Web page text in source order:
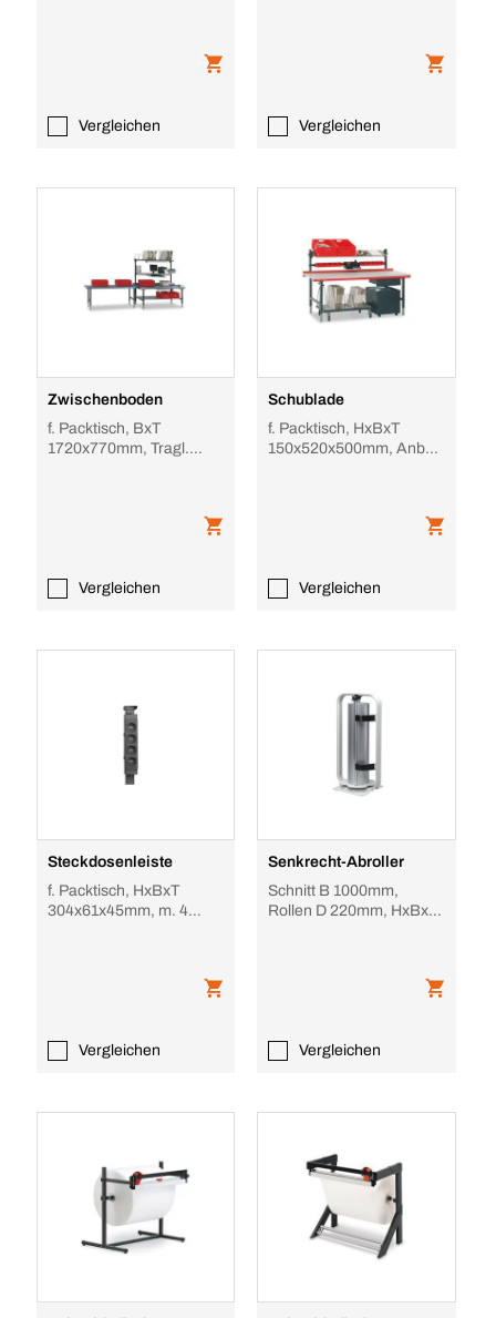
Vergleichen Vergleichen
Zwischenboden
f. Packtisch, BxT
1720x770mm, Tragl.
Vergleichen
Schublade
f. Packtisch, HxBxT
150x520x500mm, Anbau
Vergleichen
Steckdosenleiste
f. Packtisch, HxBxT
304x61x45mm, m. 4
Vergleichen
Senkrecht-Abroller
Schnitt B 1000mm,
Rollen D 220mm, HxBxT
Vergleichen